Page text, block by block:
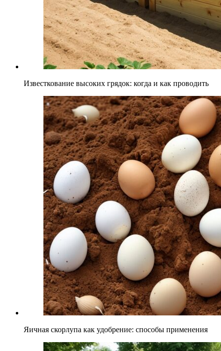
Известкование высоких грядок: когда и как проводить
Яичная скорлупа как удобрение: способы применения